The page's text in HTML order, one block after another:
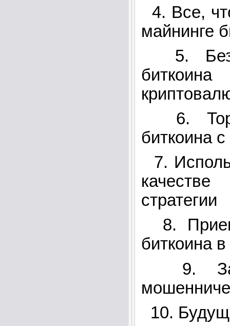
4. Все,
майнинге
5.
6.
биткоина
7.
стратегии
8.
биткоина
9.
10.